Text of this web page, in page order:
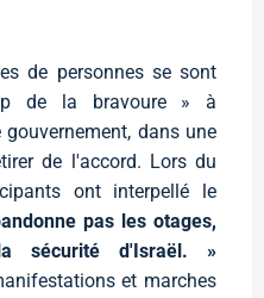
de personnes se sont
de la bravoure » à
dans une
de l'accord. Lors du
ont interpellé le
pas les otages,
sécurité d'Israël. »
et marches